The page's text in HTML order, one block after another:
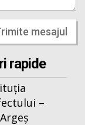
mesajul
rapide
–